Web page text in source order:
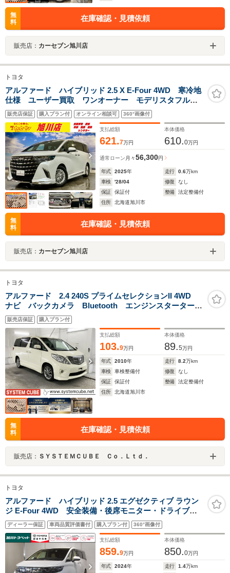
無
料
在庫確認・見積依頼
販売店： カーセブン旭川店
トヨタ
アルファード ハイブリッド 2.5 X E-Four 4WD 寒冷地
仕様 ユーザー買取 ワンオーナー モデリスタフルエ
アロ ユニバーサルステップ 禁煙車両 評価点5点 外
装A内装A
販売店保証 購入プラン付 オンライン相談可 360°画像付
支払総額
621.7万円
本体価格
610.0万円
通常ローン 月々56,300円
年式 2025年 走行 0.6万km
車検
'28/04 修復
なし
保証
保証付 整備
法定整備付
住所
北海道旭川市
無
料
在庫確認・見積依頼
販売店： カーセブン旭川店
トヨタ
アルファード 2.4 240S プライムセレクションII 4WD
ナビ バックカメラ Bluetooth エンジンスターター
パワースライドドア パワーバックドア
販売店保証 購入プラン付
支払総額
103.9万円
本体価格
89.5万円
年式 2010年 走行 8.2万km
車検
車検整備付 修復
なし
保証
保証付 整備
法定整備付
住所
北海道旭川市
無
料
在庫確認・見積依頼
販売店： ＳＹＳＴＥＭＣＵＢＥ Ｃｏ．Ｌｔｄ．
トヨタ
アルファード ハイブリッド 2.5 エグゼクティブ ラウン
ジ E-Four 4WD 安全装備・後席モニター・ドライブレ
コーダー・ETC・アクセサリーコンセント(1500W)・パノ
ラミックビューモニター・ディスプレイオーディオ・パ
ワーバックドア・両側電動スライドドア・シートヒータ
ー・サンルーフ
ディーラー保証 車両品質評価書付 購入プラン付 360°画像付
支払総額
859.9万円
本体価格
850.0万円
年式 2024年 走行 1.4万km